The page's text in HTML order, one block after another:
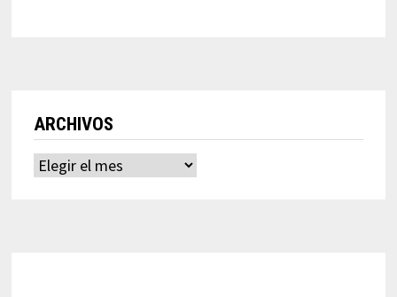
ARCHIVOS
Archivos